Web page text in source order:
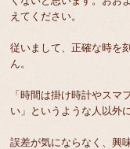
えてください。
従いまして、正確な時を
ん。
「時間は掛け時計やスマ
い」というような人以外
誤差が気にならなく、興